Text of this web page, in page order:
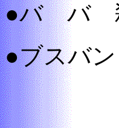
●バ バ
●ブスバ